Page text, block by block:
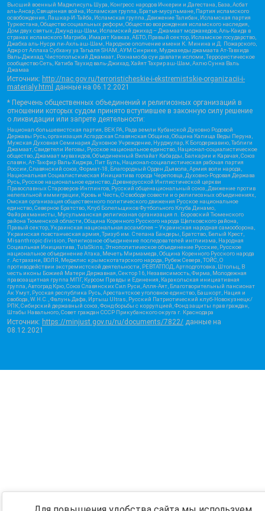
Высший военный Маджлисуль Шура, Конгресс народов Ичкерии и Дагестана, База, Асбат
аль-Ансар, Священная война, Исламская группа, Братья-мусульмане, Партия исламского
освобождения, Лашкар-И-Тайба, Исламская группа, Движение Талибан, Исламская партия
Туркестана, Общество социальных реформ, Общество возрождения исламского наследия,
Дом двух святых, Джунд аш-Шам, Исламский джихад – Джамаат моджахедов, Аль-Каида в
странах исламского Магриба, Имарат Кавказ, АБТО, Правый сектор, Исламское государство,
Джабха аль-Нусра ли-Ахль аш-Шам, Народное ополчение имени К. Минина и Д. Пожарского,
Аджр от Аллаха Субхану уа Тагьаля SHAM, АУМ Синрике, Муджахеды джамаата Ат-Тавхида
Валь-Джихад, Чистопольский Джамаат, Рохнамо ба суи давлати исломи, Террористическое
сообщество Сеть, Катиба Таухид валь-Джихад, Хайят Тахрир аш-Шам, Ахлю Сунна Валь
Джамаа
Источник: http://nac.gov.ru/terroristicheskie-i-ekstremistskie-organizacii-i-
materialy.html данные на 06.12.2021
* Перечень общественных объединений и религиозных организаций в
отношении которых судом принято вступившее в законную силу решение
о ликвидации или запрете деятельности:
Национал-большевистская партия, ВЕК РА, Рада земли Кубанской Духовно Родовой
Державы Русь, организация Асгардская Славянская Община, Община Капища Веды Перуна,
Мужская Духовная Семинария Духовное Учреждение, Нурджулар, К Богодержавию, Таблиги
Джамаат, Свидетели Иеговы, Русское национальное единство, Национал-социалистическое
общество, Джамаат мувахидов, Объединенный Вилайат Кабарды, Балкарии и Карачая, Союз
славян, Ат-Такфир Валь-Хиджра, Пит Буль, Национал-социалистическая рабочая партия
России, Славянский союз, Формат-18, Благородный Орден Дьявола, Армия воли народа,
Национальная Социалистическая Инициатива города Череповца, Духовно-Родовая Держава
Русь, Русское национальное единство, Древнерусской Инглистической церкви
Православных Староверов-Инглингов, Русский общенациональный союз, Движение против
нелегальной иммиграции, Кровь и Честь, О свободе совести и о религиозных объединениях,
Омская организация общественного политического движения Русское национальное
единство, Северное Братство, Клуб Болельщиков Футбольного Клуба Динамо,
Файзрахманисты, Мусульманская религиозная организация п. Боровский Тюменского
района Тюменской области, Община Коренного Русского народа Щелковского района,
Правый сектор, Украинская национальная ассамблея – Украинская народная самооборона,
Украинская повстанческая армия, Тризуб им. Степана Бандеры, Братство, Белый Крест,
Misanthropic division, Религиозное объединение последователей инглиизма, Народная
Социальная Инициатива, TulaSkins, Этнополитическое объединение Русские, Русское
национальное объединение Атака, Мечеть Мирмамеда, Община Коренного Русского народа
г. Астрахани, ВОЛЯ, Меджлис крымскотатарского народа, Рубеж Севера, ТОЙС, О
противодействии экстремистской деятельности, РЕВТАТПОД, Артподготовка, Штольц, В
честь иконы Божией Матери Державная, Сектор 16, Независимость, Фирма, Молодежная
правозащитная группа МПГ, Курсом Правды и Единения, Каракольская инициативная
группа, Автоград Крю, Союз Славянских Сил Руси, Алля-Аят, Благотворительный пансионат
Ак Умут, Русская республика Русь, Арестантское уголовное единство, Башкорт, Нация и
свобода, W.H.С., Фалунь Дафа, Иртыш Ultras, Русский Патриотический клуб-Новокузнецк/
РПК, Сибирский державный союз, Фонд борьбы с коррупцией, Фонд защиты прав граждан,
Штабы Навального, Совет граждан СССР Прикубанского округа г. Краснодара
Источник: https://minjust.gov.ru/ru/documents/7822/ данные на
08.12.2021